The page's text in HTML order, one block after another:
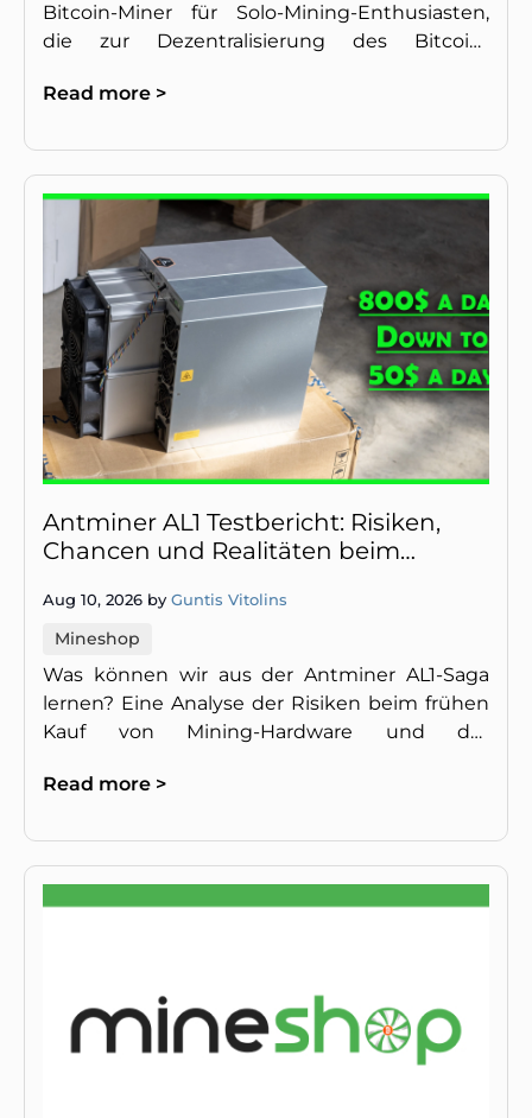
Bitcoin-Miner für Solo-Mining-Enthusiasten,
die zur Dezentralisierung des Bitcoin-
ASIC-Chips bietet er Leistun
Read more >
Antminer AL1 Testbericht: Risiken,
Chancen und Realitäten beim
Aug 10, 2026 by Guntis Vitolins
Mineshop
Was können wir aus der Antminer AL1-Saga
lernen? Eine Analyse der Risiken beim frühen
Kauf von Mining-Hardware und der
Konkurrenten.
Read more >